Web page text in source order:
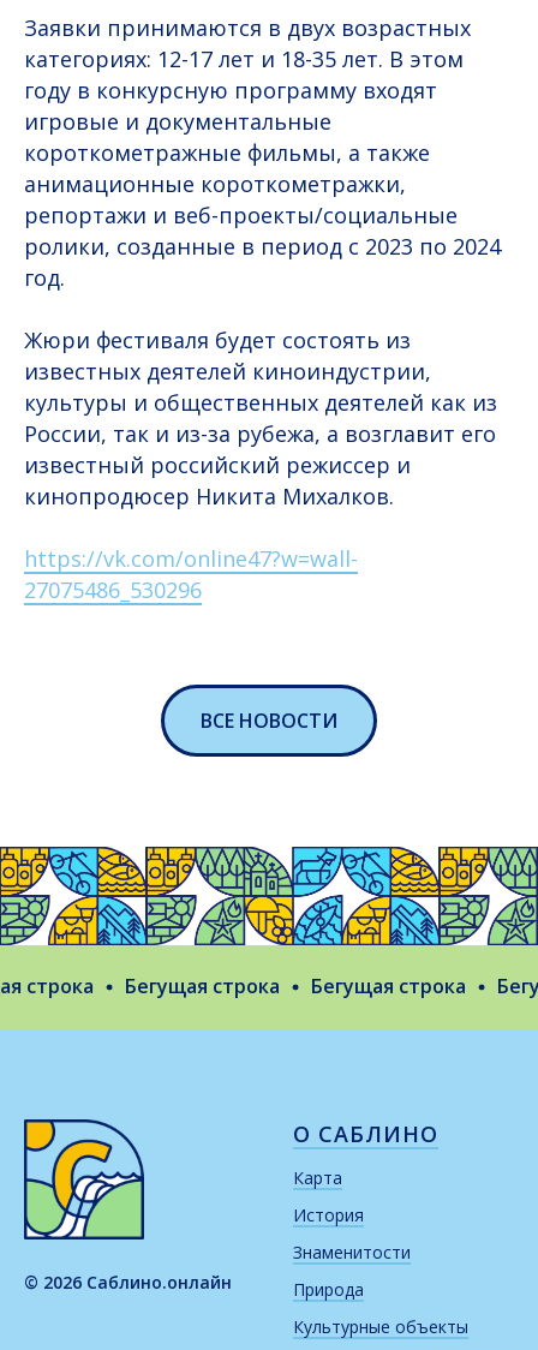
Заявки принимаются в двух возрастных
категориях: 12-17 лет и 18-35 лет. В этом
году в конкурсную программу входят
игровые и документальные
короткометражные фильмы, а также
анимационные короткометражки,
репортажи и веб-проекты/социальные
ролики, созданные в период с 2023 по 2024
год.
Жюри фестиваля будет состоять из
известных деятелей киноиндустрии,
культуры и общественных деятелей как из
России, так и из-за рубежа, а возглавит его
известный российский режиссер и
кинопродюсер Никита Михалков.
https://vk.com/online47?w=wall-
27075486_530296
ВСЕ НОВОСТИ
строка Бегущая строка Бегущая строка
© 2026 Саблино.онлайн
О САБЛИНО
Карта
История
Знаменитости
Природа
Культурные объекты